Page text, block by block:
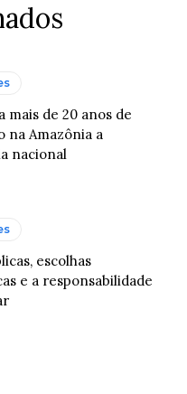
mais de 20 anos de
na Amazônia a
nacional
escolhas
e a responsabilidade